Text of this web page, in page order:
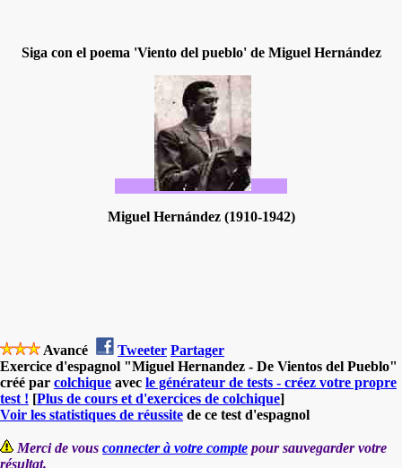
Siga con el poema 'Viento del pueblo' de Miguel Hernández
Miguel Hernández (1910-1942)
Avancé Tweeter Partager
Exercice d'espagnol "Miguel Hernandez - De Vientos del Pueblo"
créé par colchique avec le générateur de tests - créez votre propre
test ! [Plus de cours et d'exercices de colchique]
Voir les statistiques de réussite de ce test d'espagnol
Merci de vous connecter à votre compte pour sauvegarder votre
résultat.